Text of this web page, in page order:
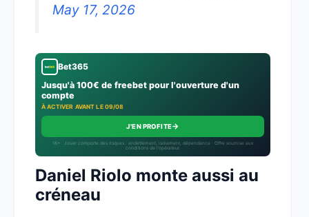
May 17, 2026
Bet365
Jusqu'à 100€ de freebet pour l'ouverture d'un
compte
À ACTIVER AVANT LE 09/08
J'EN PROFITE→
18+ · Jouer comporte des risques : endettement, isolement, dépendance · Offre soumise aux
conditions de l’opérateur.
Daniel Riolo monte aussi au
créneau